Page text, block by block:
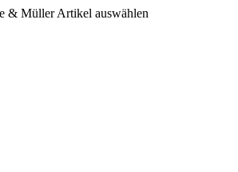
& Müller Artikel auswählen